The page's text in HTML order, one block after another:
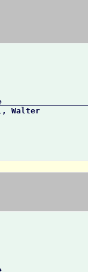
Walter